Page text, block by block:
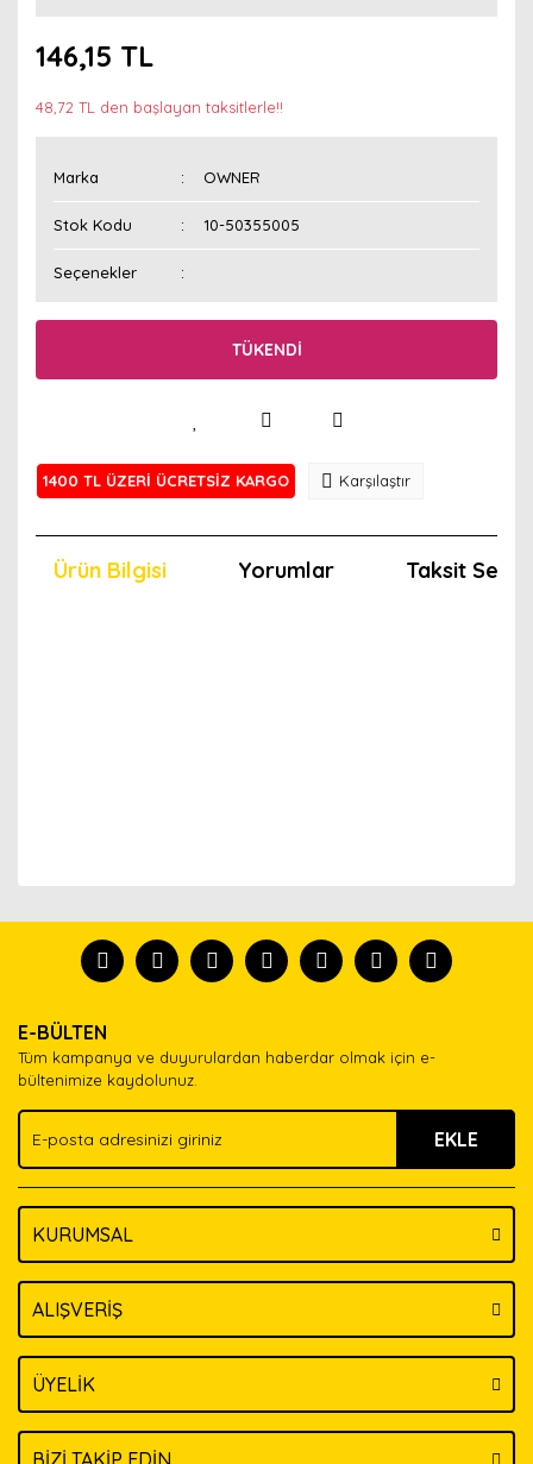
146,15 TL
48,72 TL den başlayan taksitlerle!!
Marka OWNER
Stok Kodu 10-50355005
Seçenekler
TÜKENDİ
1400 TL ÜZERİ ÜCRETSİZ KARGO Karşılaştır
Ürün Bilgisi Yorumlar Taksit
tanısın.
formunu kullanarak tarafımıza iletebilirsiniz.
Görüş ve önerileriniz için teşekkür ederiz.
Ürün açıklamasında eksik bilgiler bulunuyor.
Ürün bilgilerinde hatalar bulunuyor.
Ürün fiyatı diğer sitelerden daha pahalı.
Bu ürüne benzer farklı alternatifler olmalı.
E-BÜLTEN
Tüm kampanya ve duyurulardan haberdar olmak için e-
bültenimize kaydolunuz.
EKLE
KURUMSAL
ALIŞVERİŞ
ÜYELİK
BİZİ TAKİP EDİN